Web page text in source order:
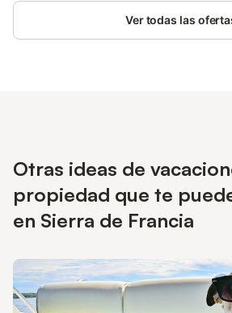
Ver todas las
Otras ideas de
propiedad que te
en Sierra de Francia